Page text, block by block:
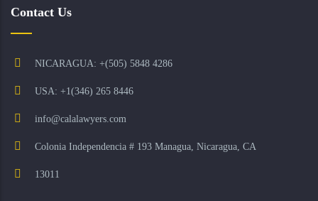
Contact Us
NICARAGUA: +(505) 5848 4286
USA: +1(346) 265 8446
info@calalawyers.com
Colonia Independencia # 193 Managua, Nicaragua, CA
13011